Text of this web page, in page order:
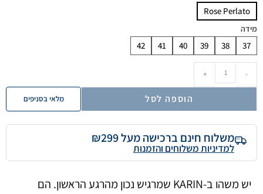
Rose Perlato
מידה
37
38
39
40
41
42
-
+
הוספה לסל מלאי בסניפים
משלוח חינם ברכישה מעל ₪299
למדיניות משלוחים והזמנות
יש משהו ב-KARIN שמרגיש נכון מהרגע הראשון. הם